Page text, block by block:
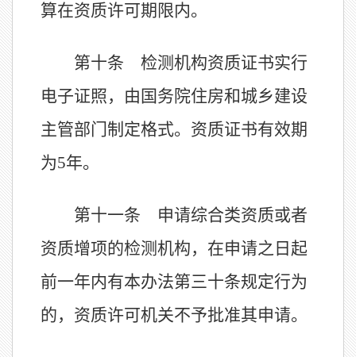
算在资质许可期限内。
第十条 检测机构资质证书实行
电子证照，由国务院住房和城乡建设
主管部门制定格式。资质证书有效期
为5年。
第十一条 申请综合类资质或者
资质增项的检测机构，在申请之日起
前一年内有本办法第三十条规定行为
的，资质许可机关不予批准其申请。